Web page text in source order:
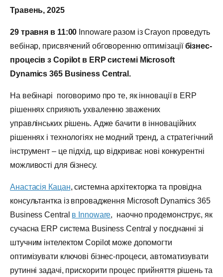
Травень, 2025
29 травня в 11:00 Innoware разом із Crayon проведуть
вебінар, присвячений обговоренню оптимізаціїбізнес-
процесів з Copilot в ERP системі Microsoft
Dynamics 365 Business Central.
На вебінарі поговоримо про те, як інновації в ERP
рішеннях сприяють ухваленню зважених
управлінських рішень. Адже бачити в інноваційних
рішеннях і технологіях не модний тренд, а стратегічний
інструмент – це підхід, що відкриває нові конкурентні
можливості для бізнесу.
Анастасія Кацан, системна архітекторка та провідна
консультантка із впровадження Microsoft Dynamics 365
Business Central в Innoware, наочно продемонструє, як
сучасна ERP система Business Central у поєднанні зі
штучним інтелектом Copilot може допомогти
оптимізувати ключові бізнес-процеси, автоматизувати
рутинні задачі, прискорити процес прийняття рішень та